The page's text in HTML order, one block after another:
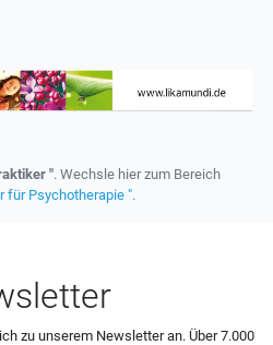
". Wechsle hier zum Bereich
für Psychotherapie ".
zu unserem Newsletter an. Über 7.000